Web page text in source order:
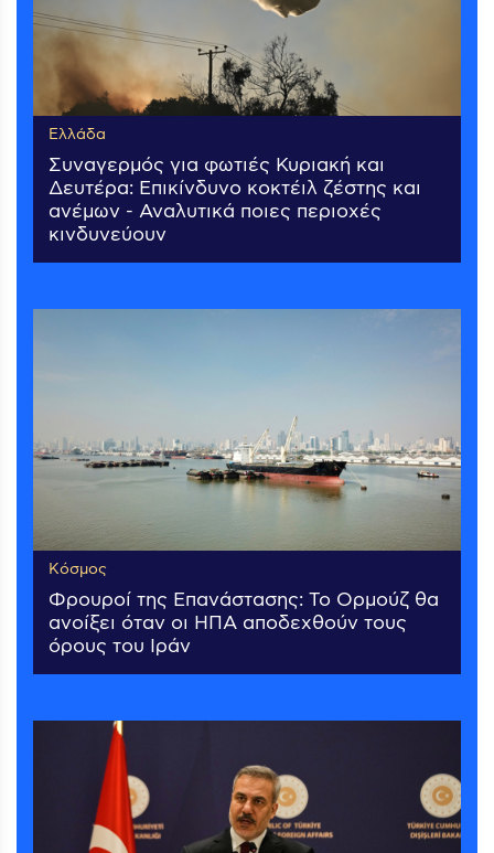
Ελλάδα
Συναγερμός για φωτιές Κυριακή και
Δευτέρα: Επικίνδυνο κοκτέιλ ζέστης και
ανέμων - Αναλυτικά ποιες περιοχές
κινδυνεύουν
Κόσμος
Φρουροί της Επανάστασης: Το Ορμούζ θα
ανοίξει όταν οι ΗΠΑ αποδεχθούν τους
όρους του Ιράν